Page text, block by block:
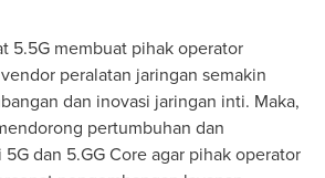
5.5G membuat pihak operator
peralatan jaringan semakin
dan inovasi jaringan inti. Maka,
pertumbuhan dan
dan 5.GG Core agar pihak operator